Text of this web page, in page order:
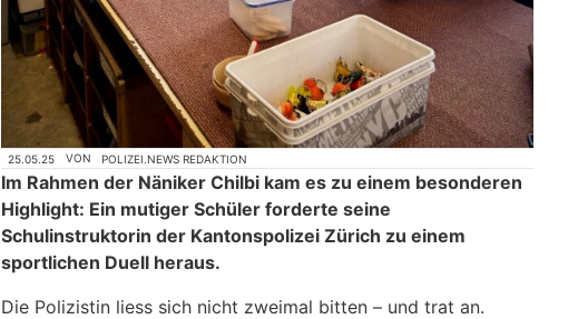
25.05.25 VON POLIZEI.NEWS REDAKTION
Im Rahmen der Näniker Chilbi kam es zu einem besonderen
Highlight: Ein mutiger Schüler forderte seine
Schulinstruktorin der Kantonspolizei Zürich zu einem
sportlichen Duell heraus.
Die Polizistin liess sich nicht zweimal bitten – und trat an.